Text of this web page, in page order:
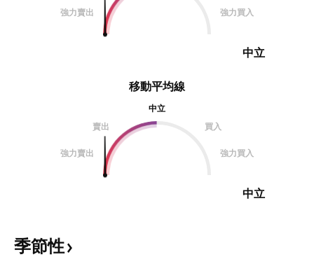
強力賣出 強力買入
中立
移動平均線
中立
賣出
買入
強力賣出 強力買入
中立
季節性